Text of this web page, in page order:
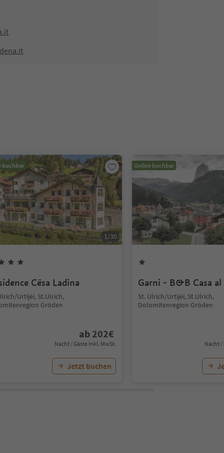
buchbar
1/30
Cësa Ladina
Urtijëi, St.Ulrich,
Gröden
ab 202€
Nacht / Gäste Inkl. MwSt.
Jetzt buchen
Online buchbar
Garni - B&B Casa al
St. Ulrich/Urtijëi, St.Ulrich,
Dolomitenregion Gröden
Nacht /